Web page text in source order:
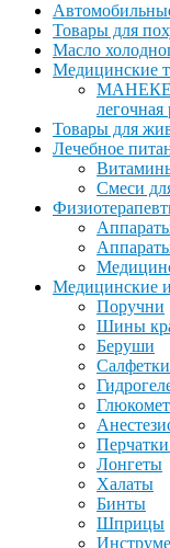
Товары для
Масло
Медицинские
Товары для
Лечебное
Смеси
Медицинские
Поручни
Шины
Беруши
Лонгеты
Халаты
Бинты
Шприцы